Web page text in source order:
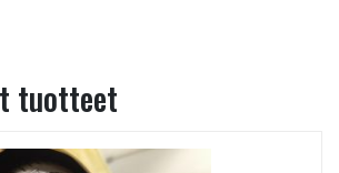
tuotteet